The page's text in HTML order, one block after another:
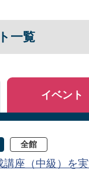
一覧
全館
座（中級）を実
イベント